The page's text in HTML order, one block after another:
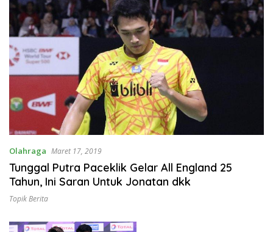
Olahraga Maret 17, 2019
Tunggal Putra Paceklik Gelar All England 25
Tahun, Ini Saran Untuk Jonatan dkk
Topik Berita